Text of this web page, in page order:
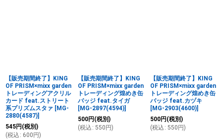
【販売期間終了】KING
OF PRISM×mixx garden
トレーディングアクリル
カード feat.ストリート
系プリズムスタァ [MG-
2880(4587)]
545円 (税別)
(税込 : 600 円)
【販売期間終了】KING
OF PRISM×mixx garden
トレーディング煌めき缶
バッジ feat.タイガ
[MG-2897(4594)]
500円 (税別)
(税込 : 550 円)
【販売期間終了】KING
OF PRISM×mixx garden
トレーディング煌めき缶
バッジ feat.カヅキ
[MG-2903(4600)]
500円 (税別)
(税込 : 550 円)